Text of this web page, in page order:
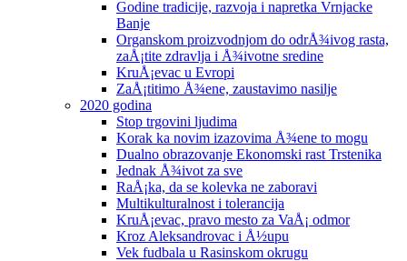
Godine tradicije, razvoja i napretka Vrnjacke
Banje
Organskom proizvodnjom do odrÅ¾ivog rasta,
zaÅ¡tite zdravlja i Å¾ivotne sredine
KruÅ¡evac u Evropi
ZaÅ¡titimo Å¾ene, zaustavimo nasilje
2020 godina
Stop trgovini ljudima
Korak ka novim izazovima Å¾ene to mogu
Dualno obrazovanje Ekonomski rast Trstenika
Jednak Å¾ivot za sve
RaÅ¡ka, da se kolevka ne zaboravi
Multikulturalnost i tolerancija
KruÅ¡evac, pravo mesto za VaÅ¡ odmor
Kroz Aleksandrovac i Å½upu
Vek fudbala u Rasinskom okrugu